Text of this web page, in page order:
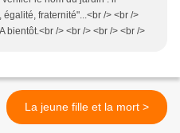
fraternité"...<br /> <br />
bientôt.<br /> <br /> <br /> <br />
La jeune fille et la mort >